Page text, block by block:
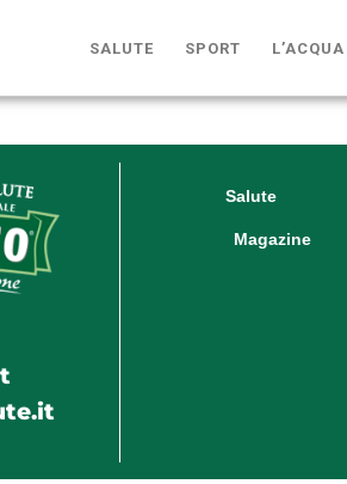
SALUTE SPORT L’ACQUA
Salute
Magazine